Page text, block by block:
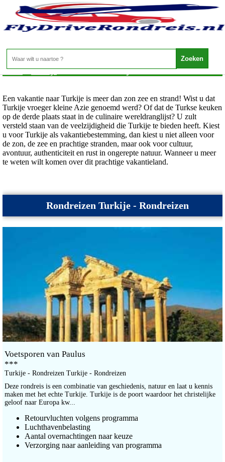
Turkije - Rondreizen Turkije
Home>Turkije>Rondreizen Turkije
Een vakantie naar Turkije is meer dan zon zee en strand! Wist u dat
Turkije vroeger kleine Azie genoemd werd? Of dat de Turkse keuken
op de derde plaats staat in de culinaire wereldranglijst? U zult
versteld staan van de veelzijdigheid die Turkije te bieden heeft. Kiest
u voor Turkije als vakantiebestemming, dan kiest u niet alleen voor
de zon, de zee en prachtige stranden, maar ook voor cultuur,
avontuur, authenticiteit en rust in ongerepte natuur. Wanneer u meer
te weten wilt komen over dit prachtige vakantieland.
Rondreizen Turkije - Rondreizen
Voetsporen van Paulus
***
Turkije - Rondreizen Turkije - Rondreizen
Deze rondreis is een combinatie van geschiedenis, natuur en laat u kennis
maken met het echte Turkije. Turkije is de poort waardoor het christelijke
geloof naar Europa kw...
Retourvluchten volgens programma
Luchthavenbelasting
Aantal overnachtingen naar keuze
Verzorging naar aanleiding van programma